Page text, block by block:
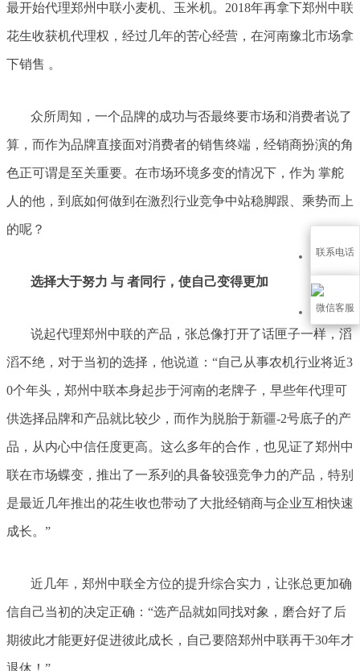
最开始代理郑州中联小麦机、玉米机。2018年再拿下郑州中联
花生收获机代理权，经过几年的苦心经营，在河南豫北市场拿
下销售 。
众所周知，一个品牌的成功与否最终要市场和消费者说了
算，而作为品牌直接面对消费者的销售终端，经销商扮演的角
色正可谓是至关重要。在市场环境多变的情况下，作为 掌舵
人的他，到底如何做到在激烈行业竞争中站稳脚跟、乘势而上
的呢？
选择大于努力 与 者同行，使自己变得更加
说起代理郑州中联的产品，张总像打开了话匣子一样，滔
滔不绝，对于当初的选择，他说道：“自己从事农机行业将近3
0个年头，郑州中联本身起步于河南的老牌子，早些年代理可
供选择品牌和产品就比较少，而作为脱胎于新疆-2号底子的产
品，从内心中信任度更高。这么多年的合作，也见证了郑州中
联在市场蝶变，推出了一系列的具备较强竞争力的产品，特别
是最近几年推出的花生收也带动了大批经销商与企业互相快速
成长。”
近几年，郑州中联全方位的提升综合实力，让张总更加确
信自己当初的决定正确：“选产品就如同找对象，磨合好了后
期彼此才能更好促进彼此成长，自己要陪郑州中联再干30年才
联系电话
微信客服